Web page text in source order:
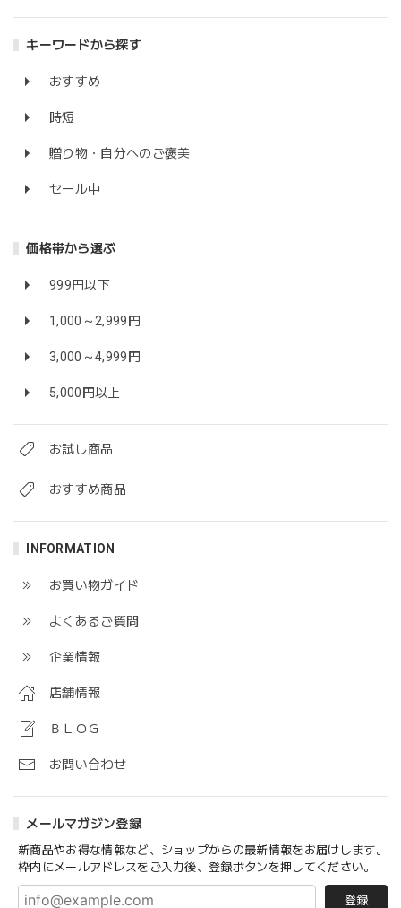
キーワードから探す
おすすめ
時短
贈り物・自分へのご褒美
セール中
価格帯から選ぶ
999円以下
1,000～2,999円
3,000～4,999円
5,000円以上
お試し商品
おすすめ商品
INFORMATION
お買い物ガイド
よくあるご質問
企業情報
店舗情報
ＢＬＯＧ
お問い合わせ
メールマガジン登録
新商品やお得な情報など、ショップからの最新情報をお届けします。
枠内にメールアドレスをご入力後、登録ボタンを押してください。
登録